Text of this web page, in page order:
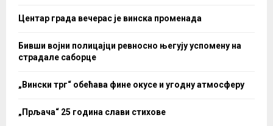
Центар града вечерас је винска променада
Бивши војни полицајци ревносно његују успомену на
страдале саборце
„Вински трг“ обећава фине окусе и угодну атмосферу
„Прљача“ 25 година слави стихове